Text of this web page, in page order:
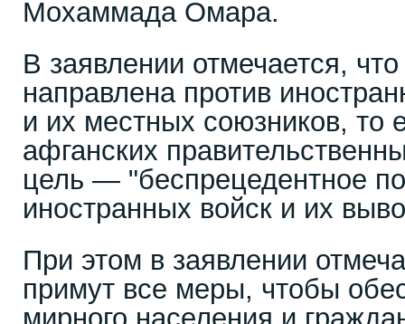
Мохаммада Омара.
В заявлении отмечается,
направлена против
и их местных союзников, то
афганских
цель — "беспрецедентное
иностранных войск и их
При этом в заявлении
примут все меры, чтобы